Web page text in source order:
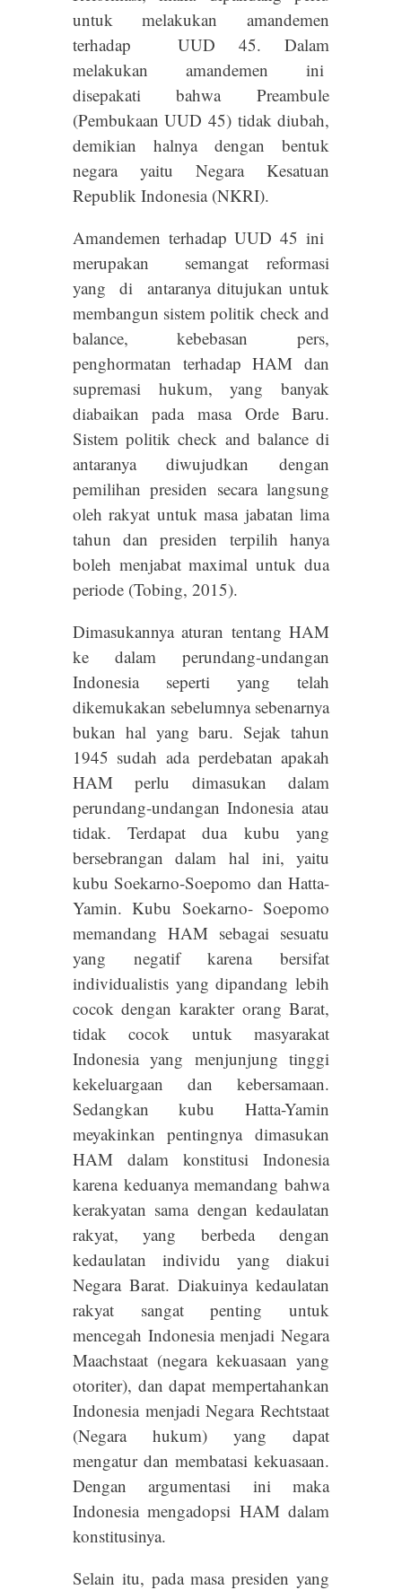
untuk melakukan amandemen
terhadap UUD 45. Dalam
melakukan amandemen ini
disepakati bahwa Preambule
(Pembukaan UUD 45) tidak diubah,
demikian halnya dengan bentuk
negara yaitu Negara Kesatuan
Republik Indonesia (NKRI).
Amandemen terhadap UUD 45 ini
merupakan semangat reformasi
yang di antaranya ditujukan untuk
membangun sistem politik check and
balance, kebebasan pers,
penghormatan terhadap HAM dan
supremasi hukum, yang banyak
diabaikan pada masa Orde Baru.
Sistem politik check and balance di
antaranya diwujudkan dengan
pemilihan presiden secara langsung
oleh rakyat untuk masa jabatan lima
tahun dan presiden terpilih hanya
boleh menjabat maximal untuk dua
periode (Tobing, 2015).
Dimasukannya aturan tentang HAM
ke dalam perundang-undangan
Indonesia seperti yang telah
dikemukakan sebelumnya sebenarnya
bukan hal yang baru. Sejak tahun
1945 sudah ada perdebatan apakah
HAM perlu dimasukan dalam
perundang-undangan Indonesia atau
tidak. Terdapat dua kubu yang
bersebrangan dalam hal ini, yaitu
kubu Soekarno-Soepomo dan Hatta-
Yamin. Kubu Soekarno- Soepomo
memandang HAM sebagai sesuatu
yang negatif karena bersifat
individualistis yang dipandang lebih
cocok dengan karakter orang Barat,
tidak cocok untuk masyarakat
Indonesia yang menjunjung tinggi
kekeluargaan dan kebersamaan.
Sedangkan kubu Hatta-Yamin
meyakinkan pentingnya dimasukan
HAM dalam konstitusi Indonesia
karena keduanya memandang bahwa
kerakyatan sama dengan kedaulatan
rakyat, yang berbeda dengan
kedaulatan individu yang diakui
Negara Barat. Diakuinya kedaulatan
rakyat sangat penting untuk
mencegah Indonesia menjadi Negara
Maachstaat (negara kekuasaan yang
otoriter), dan dapat mempertahankan
Indonesia menjadi Negara Rechtstaat
(Negara hukum) yang dapat
mengatur dan membatasi kekuasaan.
Dengan argumentasi ini maka
Indonesia mengadopsi HAM dalam
konstitusinya.
Selain itu, pada masa presiden yang